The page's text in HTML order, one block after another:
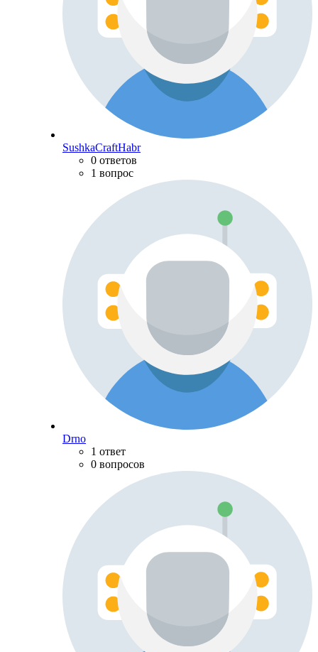
SushkaCraftHabr
0 ответов
1 вопрос
Drno
1 ответ
0 вопросов